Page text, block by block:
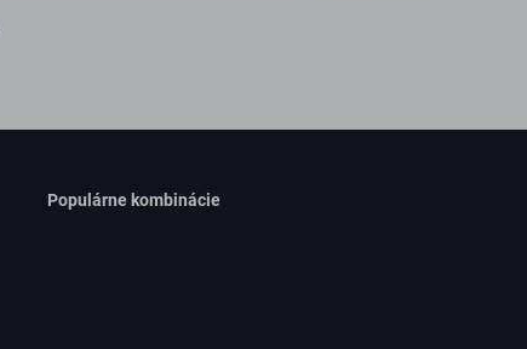
Populárne kombinácie